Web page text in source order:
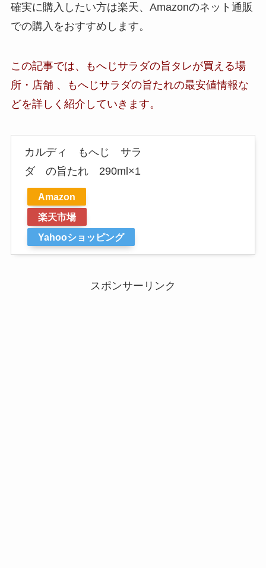
確実に購入したい方は楽天、Amazonのネット通販
での購入をおすすめします。
この記事では、もへじサラダの旨タレが買える場
所・店舗 、もへじサラダの旨たれの最安値情報な
どを詳しく紹介していきます。
カルディ もへじ サラ
ダ の旨たれ 290ml×1
Amazon
楽天市場
Yahooショッピング
スポンサーリンク